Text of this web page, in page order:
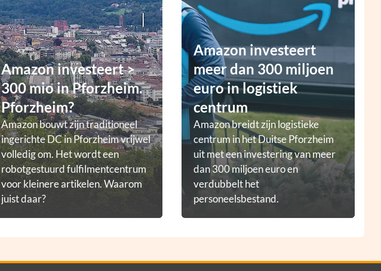
Amazon investeert >
300 mio in Pforzheim.
Pforzheim?
Amazon bouwt zijn traditioneel
ingerichte DC in Pforzheim vrijwel
volledig om. Het wordt een
robotgestuurd fulfilmentcentrum
voor kleinere artikelen. Waarom
juist daar?
Amazon investeert
meer dan 300 miljoen
euro in logistiek
centrum
Amazon breidt zijn logistieke
centrum in het Duitse Pforzheim
uit met een investering van meer
dan 300 miljoen euro en
verdubbelt het
personeelsbestand.